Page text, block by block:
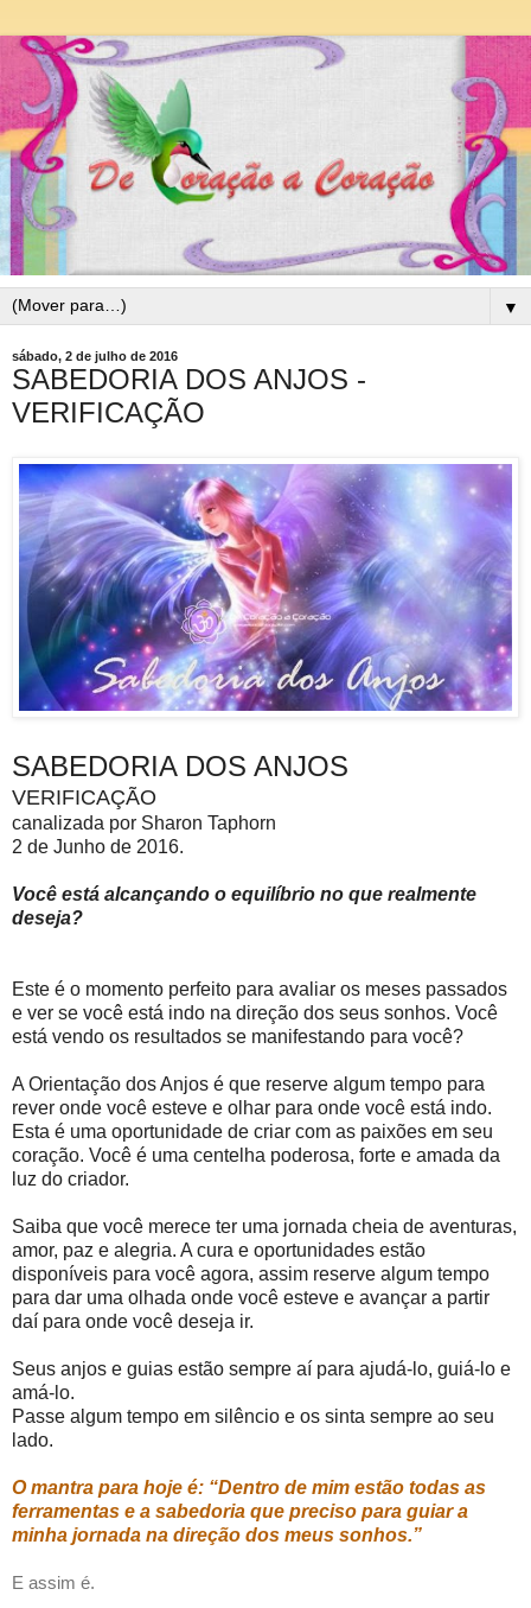
▼
sábado, 2 de julho de 2016
SABEDORIA DOS ANJOS -
VERIFICAÇÃO
SABEDORIA DOS ANJOS
VERIFICAÇÃO
canalizada por Sharon Taphorn
2 de Junho de 2016.
Você está alcançando o equilíbrio no que realmente
deseja?
Este é o momento perfeito para avaliar os meses passados
e ver se você está indo na direção dos seus sonhos. Você
está vendo os resultados se manifestando para você?
A Orientação dos Anjos é que reserve algum tempo para
rever onde você esteve e olhar para onde você está indo.
Esta é uma oportunidade de criar com as paixões em seu
coração. Você é uma centelha poderosa, forte e amada da
luz do criador.
Saiba que você merece ter uma jornada cheia de aventuras,
amor, paz e alegria. A cura e oportunidades estão
disponíveis para você agora, assim reserve algum tempo
para dar uma olhada onde você esteve e avançar a partir
daí para onde você deseja ir.
Seus anjos e guias estão sempre aí para ajudá-lo, guiá-lo e
amá-lo.
Passe algum tempo em silêncio e os sinta sempre ao seu
lado.
O mantra para hoje é: “Dentro de mim estão todas as
ferramentas e a sabedoria que preciso para guiar a
minha jornada na direção dos meus sonhos.”
E assim é.